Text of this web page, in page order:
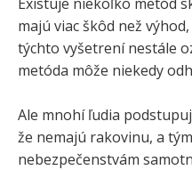
majú viac škôd než
týchto vyšetrení nestále
metóda môže niekedy
Ale mnohí ľudia
že nemajú rakovinu, a
nebezpečenstvám